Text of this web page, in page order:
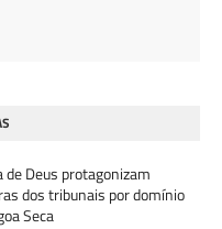
Deus protagonizam
dos tribunais por domínio
Seca